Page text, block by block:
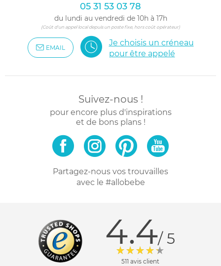
05 31 53 03 78
du lundi au vendredi de 10h à 17h
(Coût d'un appel local depuis un poste fixe, hors coût opérateur)
EMAIL
Je choisis un créneau
pour être appelé
Suivez-nous !
pour encore plus d'inspirations
et de bons plans !
Partagez-nous vos trouvailles
avec le #allobebe
4.4/ 5
511 avis client